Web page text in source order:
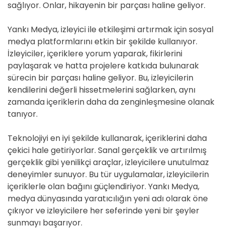
sağlıyor. Onlar, hikayenin bir parçası haline geliyor.
Yankı Medya, izleyici ile etkileşimi artırmak için sosyal
medya platformlarını etkin bir şekilde kullanıyor.
İzleyiciler, içeriklere yorum yaparak, fikirlerini
paylaşarak ve hatta projelere katkıda bulunarak
sürecin bir parçası haline geliyor. Bu, izleyicilerin
kendilerini değerli hissetmelerini sağlarken, aynı
zamanda içeriklerin daha da zenginleşmesine olanak
tanıyor.
Teknolojiyi en iyi şekilde kullanarak, içeriklerini daha
çekici hale getiriyorlar. Sanal gerçeklik ve artırılmış
gerçeklik gibi yenilikçi araçlar, izleyicilere unutulmaz
deneyimler sunuyor. Bu tür uygulamalar, izleyicilerin
içeriklerle olan bağını güçlendiriyor. Yankı Medya,
medya dünyasında yaratıcılığın yeni adı olarak öne
çıkıyor ve izleyicilere her seferinde yeni bir şeyler
sunmayı başarıyor.